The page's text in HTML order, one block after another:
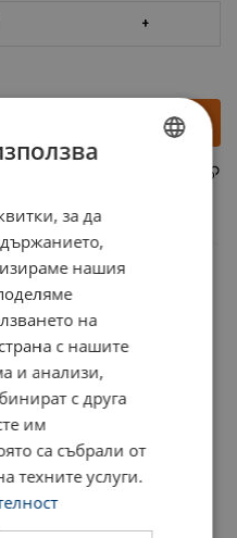
to cart Още данни
ENGLISH TRANSLATION
за да
нашия
на
с нашите
и анализи,
с друга
им
са събрали от
техните услуги.